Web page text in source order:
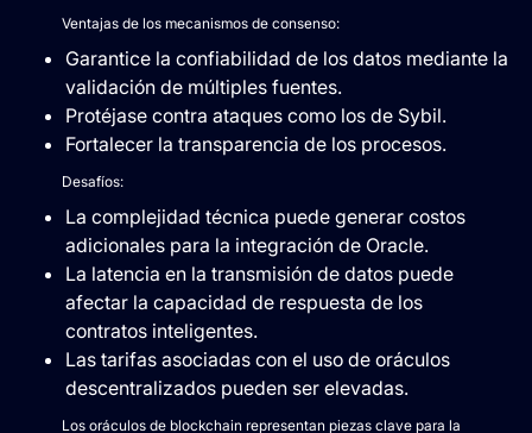
Ventajas de los mecanismos de consenso:
Garantice la confiabilidad de los datos mediante la
validación de múltiples fuentes.
Protéjase contra ataques como los de Sybil.
Fortalecer la transparencia de los procesos.
Desafíos:
La complejidad técnica puede generar costos
adicionales para la integración de Oracle.
La latencia en la transmisión de datos puede
afectar la capacidad de respuesta de los
contratos inteligentes.
Las tarifas asociadas con el uso de oráculos
descentralizados pueden ser elevadas.
Los oráculos de blockchain representan piezas clave para la